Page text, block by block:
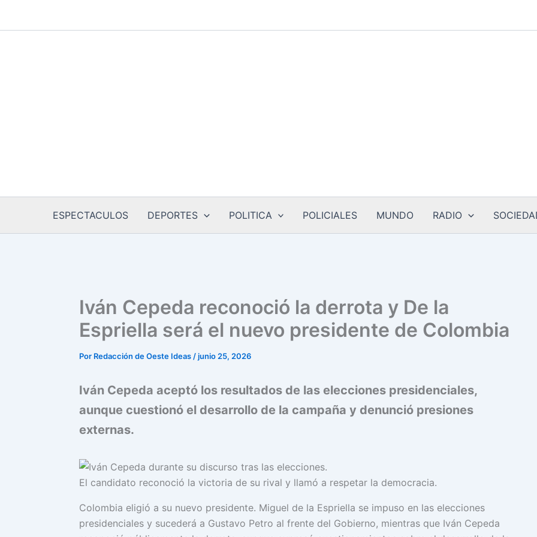
ESPECTACULOS DEPORTES POLITICA POLICIALES MUNDO RADIO
Iván Cepeda reconoció la derrota y De la
Espriella será el nuevo presidente de Colombia
Por Redacción de Oeste Ideas /junio 25, 2026
Iván Cepeda aceptó los resultados de las elecciones presidenciales,
aunque cuestionó el desarrollo de la campaña y denunció presiones
externas.
El candidato reconoció la victoria de su rival y llamó a respetar la democracia.
Colombia eligió a su nuevo presidente. Miguel de la Espriella se impuso en las elecciones
presidenciales y sucederá a Gustavo Petro al frente del Gobierno, mientras que Iván Cepeda